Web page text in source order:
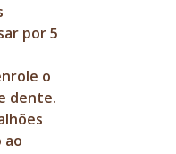
por 5
o
dente.
ao